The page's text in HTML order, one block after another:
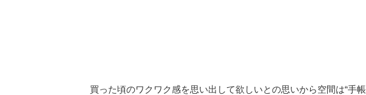
買った頃のワクワク感を思い出して欲しいとの思いから空間は“手